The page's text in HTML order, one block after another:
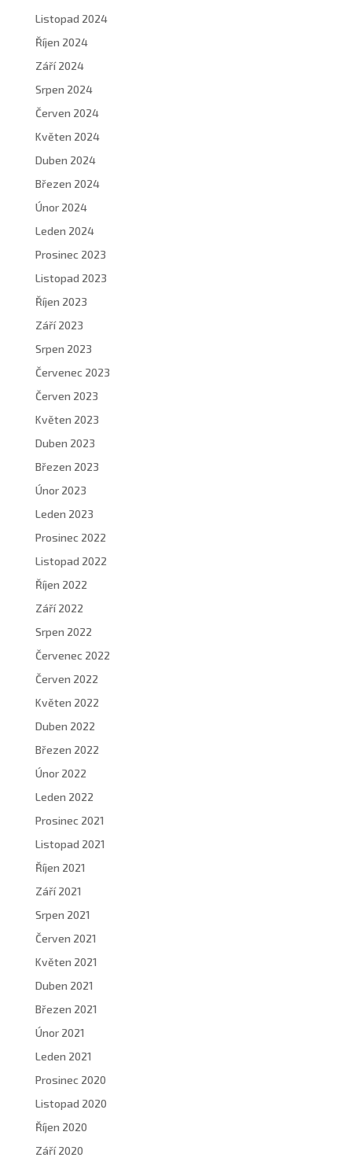
Listopad 2024
Říjen 2024
Září 2024
Srpen 2024
Červen 2024
Květen 2024
Duben 2024
Březen 2024
Únor 2024
Leden 2024
Prosinec 2023
Listopad 2023
Říjen 2023
Září 2023
Srpen 2023
Červenec 2023
Červen 2023
Květen 2023
Duben 2023
Březen 2023
Únor 2023
Leden 2023
Prosinec 2022
Listopad 2022
Říjen 2022
Září 2022
Srpen 2022
Červenec 2022
Červen 2022
Květen 2022
Duben 2022
Březen 2022
Únor 2022
Leden 2022
Prosinec 2021
Listopad 2021
Říjen 2021
Září 2021
Srpen 2021
Červen 2021
Květen 2021
Duben 2021
Březen 2021
Únor 2021
Leden 2021
Prosinec 2020
Listopad 2020
Říjen 2020
Září 2020